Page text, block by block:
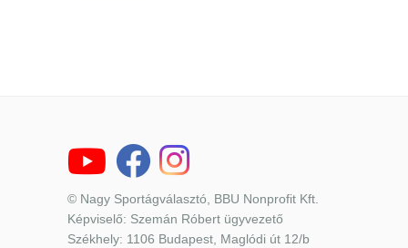
© Nagy Sportágválasztó, BBU Nonprofit Kft.
Képviselő: Szemán Róbert ügyvezető
Székhely: 1106 Budapest, Maglódi út 12/b